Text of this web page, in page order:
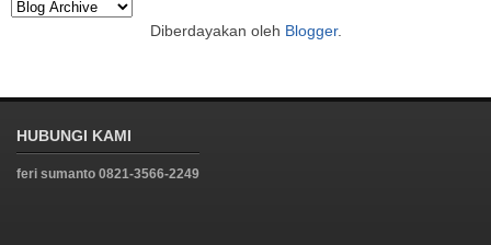
Diberdayakan oleh Blogger.
HUBUNGI KAMI
feri sumanto 0821-3566-2249